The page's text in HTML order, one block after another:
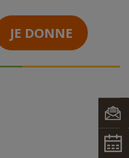
JE DONNE